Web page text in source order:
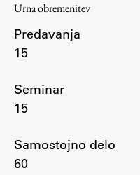
Vpis
Zaključek študija
Mednarodne izmenjave
Študijske prakse
Spletna učilnica
ŠIS (SI)
Urna obremenitev
Predavanja
15
Seminar
15
Samostojno delo
60